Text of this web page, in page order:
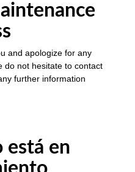
and apologize for any
do not hesitate to contact
further information
está en